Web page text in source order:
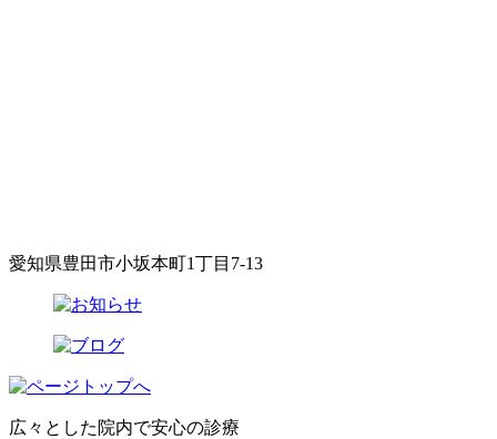
愛知県豊田市小坂本町1丁目7-13
広々とした院内で安心の診療